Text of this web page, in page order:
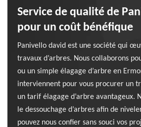
Service de qualité de
pour un coût bénéfique
Panivello david est une société qui
travaux d’arbres. Nous collaborons
ou un simple élagage d’arbre en
interviennent pour vous procurer un
un tarif élagage d’arbre avantageux.
le dessouchage d’arbres afin de
pouvez nous confier sans souci vos